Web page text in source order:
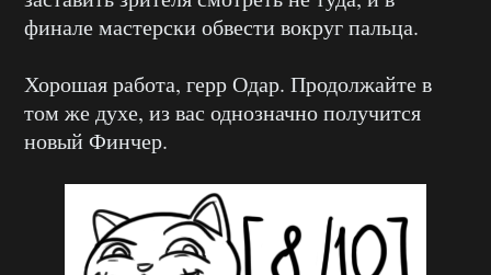
финале мастерски обвести вокруг пальца.
Хорошая работа, герр Одар. Продолжайте в
том же духе, из вас однозначно получится
новый Финчер.